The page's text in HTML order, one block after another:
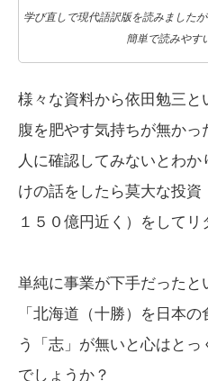
学び直しで現代語訳版を読みました
簡単で読みやす
様々な資料から依田勉三
腹を肥やす気持ちが無か
人に確認してみないとわ
けの話をしたら莫大な投
１５０億円近く）をしてリ
単純に事業が下手だったと
「北海道（十勝）を日本
う「志」が無いと心はと
でしょうか？